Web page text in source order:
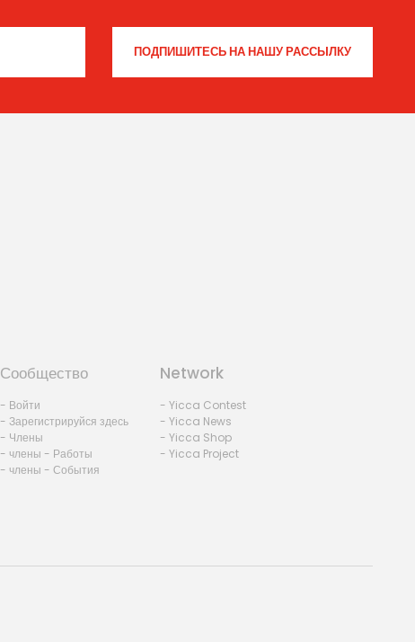
Сообщество
- Войти
- Зарегистрируйся здесь
- Члены
- члены - Работы
- члены - События
Network
- Yicca Contest
- Yicca News
- Yicca Shop
- Yicca Project